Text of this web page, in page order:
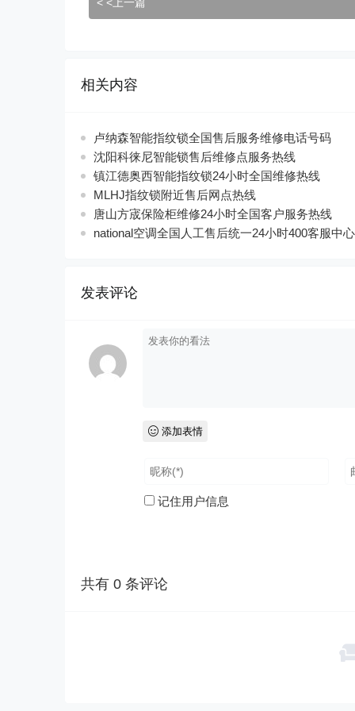
相关内容
卢纳森智能指纹锁全国售后服务维修电话号码
沈阳科徕尼智能锁售后维修点服务热线
镇江德奥西智能指纹锁24小时全国维修热线
MLHJ指纹锁附近售后网点热线
唐山方宬保险柜维修24小时全国客户服务热线
national空调全国人工售后统一24小时400客服中心
发表评论
添加表情
记住用户信息
共有 0 条评论